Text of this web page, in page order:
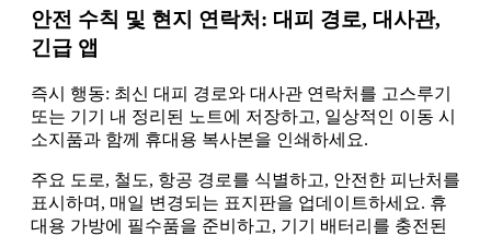
안전 수칙 및 현지 연락처: 대피 경로, 대사관,
긴급 앱
즉시 행동: 최신 대피 경로와 대사관 연락처를 고스루기
또는 기기 내 정리된 노트에 저장하고, 일상적인 이동 시
소지품과 함께 휴대용 복사본을 인쇄하세요.
주요 도로, 철도, 항공 경로를 식별하고, 안전한 피난처를
표시하며, 매일 변경되는 표지판을 업데이트하세요. 휴
대용 가방에 필수품을 준비하고, 기기 배터리를 충전된